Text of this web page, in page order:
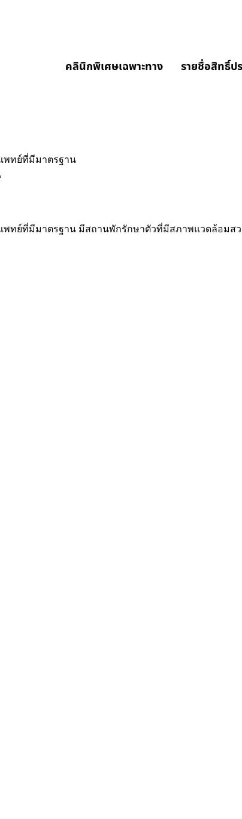
คลินิกพิเศษเฉพาะทาง รายชื่อสิทธิ์ป
พทย์ที่มีมาตรฐาน
ทย์ที่มีมาตรฐาน มีสถานพักรักษาตัวที่มีสภาพแวดล้อมส